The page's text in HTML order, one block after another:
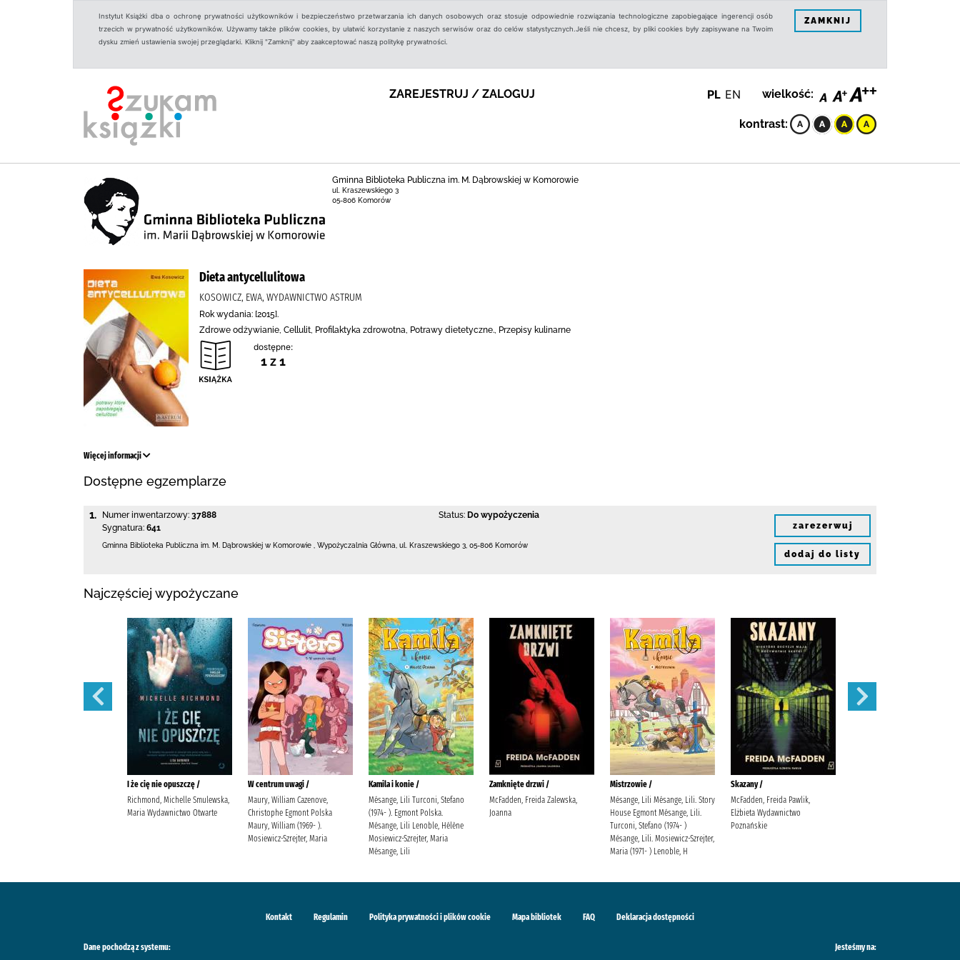
Instytut Książki dba o ochronę prywatności użytkowników i bezpieczeństwo przetwarzania ich danych osobowych oraz stosuje odpowiednie rozwiązania technologiczne zapobiegające ingerencji osób
trzecich w prywatność użytkowników. Używamy także plików cookies, by ułatwić korzystanie z naszych serwisów oraz do celów statystycznych.Jeśli nie chcesz, by pliki cookies były zapisywane na Twoim
dysku zmień ustawienia swojej przeglądarki. Kliknij "Zamknij" aby zaakceptować naszą politykę prywatności.
ZAMKNIJ
ZAREJESTRUJ / ZALOGUJ PL EN wielkość:
kontrast:
Gminna Biblioteka Publiczna im. M. Dąbrowskiej w Komorowie
ul. Kraszewskiego 3
05-806 Komorów
Dieta antycellulitowa
KOSOWICZ, EWA, WYDAWNICTWO ASTRUM
Rok wydania: [2015].
Zdrowe odżywianie, Cellulit, Profilaktyka zdrowotna, Potrawy dietetyczne., Przepisy kulinarne
dostępne:
1 z 1
Więcej informacji
Dostępne egzemplarze
1. Numer inwentarzowy: 37888
Sygnatura: 641
Status: Do wypożyczenia
Gminna Biblioteka Publiczna im. M. Dąbrowskiej w Komorowie Wypożyczalnia Główna, ul. Kraszewskiego 3 05-806 Komorów
zarezerwuj
dodaj do listy
Najczęściej wypożyczane
I że cię nie opuszczę /
Richmond, Michelle Smulewska,
Maria Wydawnictwo Otwarte
W centrum uwagi /
Maury, William Cazenove,
Christophe Egmont Polska
Maury, William (1969- ).
Mosiewicz-Szrejter, Maria
Kamila i konie /
Mésange, Lili Turconi, Stefano
(1974- ). Egmont Polska.
Mésange, Lili Lenoble, Hélène
Mosiewicz-Szrejter, Maria
Mésange, Lili
Zamknięte drzwi /
McFadden, Freida Zalewska,
Joanna
Mistrzowie /
Mésange, Lili Mésange, Lili. Story
House Egmont Mésange, Lili.
Turconi, Stefano (1974- )
Mésange, Lili. Mosiewicz-Szrejter,
Maria (1971- ) Lenoble, H
Skazany /
McFadden, Freida Pawlik,
Elżbieta Wydawnictwo
Poznańskie
Kontakt Regulamin Polityka prywatności i plików cookie Mapa bibliotek FAQ Deklaracja dostępności
Dane pochodzą z systemu: Jesteśmy na: